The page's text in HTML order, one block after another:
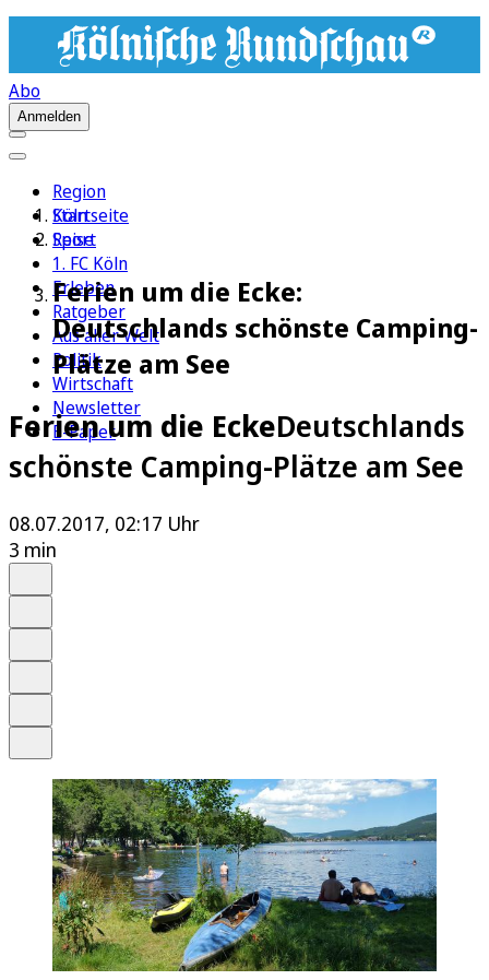
Abo
Anmelden
Region
Köln
Sport
1. FC Köln
Erleben
Ratgeber
Aus aller Welt
Politik
Wirtschaft
Newsletter
E-Paper
Startseite
Reise
Ferien um die Ecke:
Deutschlands schönste Camping-
Plätze am See
Ferien um die EckeDeutschlands
schönste Camping-Plätze am See
08.07.2017, 02:17 Uhr
3 min